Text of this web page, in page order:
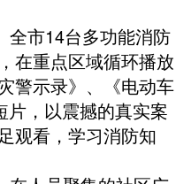
全市14台多功能消防
， 在重点区域循环播放
警示录》、《电动车
片， 以震撼的真实案
观看， 学习消防知